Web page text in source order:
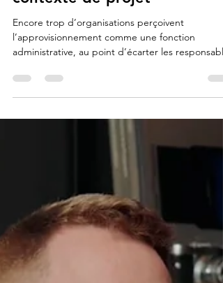
L’approvisionnement dans un
contexte de projet
Encore trop d’organisations perçoivent
administrative, au point d’écarter les
des discussions initiales. Cette marginalisation
services, surtout en début de projets.